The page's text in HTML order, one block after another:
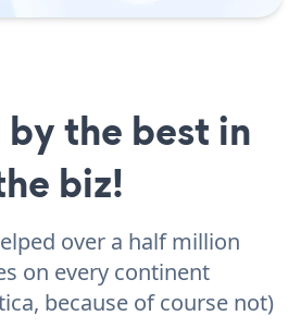
the best in
biz!
over a half million
on every continent
because of course not)